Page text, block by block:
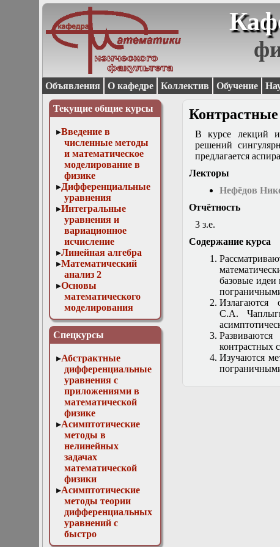
Объявления О кафедре Коллектив Обучение
Текущие общие курсы
Введение в
численные методы
и математическое
моделирование в
физике
Дифференциальные
уравнения
Интегральные
уравнения и
вариационное
исчисление
Линейная алгебра
Математический
анализ 2
Основы
математического
моделирования
Численные методы
в физике
Спецкурсы
Абстрактные
дифференциальные
уравнения с
приложениями в
математической
физике
Асимптотические
методы в
нелинейных
задачах
математической
физики
Асимптотические
методы теории
дифференциальных
уравнений с
быстро
осциллирующими
В курсе лекций
решений
предлагается
Лекторы
Нефёдов
Отчётность
3 з.е.
Содержание курса
базовые
С.А.
контрастных
Изучаются